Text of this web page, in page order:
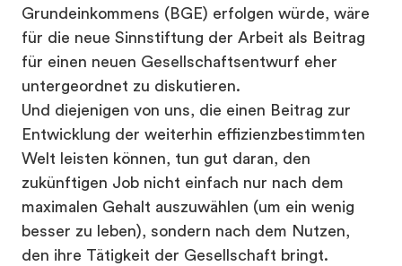
Grundeinkommens (BGE) erfolgen würde, wäre
für die neue Sinnstiftung der Arbeit als Beitrag
für einen neuen Gesellschaftsentwurf eher
untergeordnet zu diskutieren.
Und diejenigen von uns, die einen Beitrag zur
Entwicklung der weiterhin effizienzbestimmten
Welt leisten können, tun gut daran, den
zukünftigen Job nicht einfach nur nach dem
maximalen Gehalt auszuwählen (um ein wenig
besser zu leben), sondern nach dem Nutzen,
den ihre Tätigkeit der Gesellschaft bringt.